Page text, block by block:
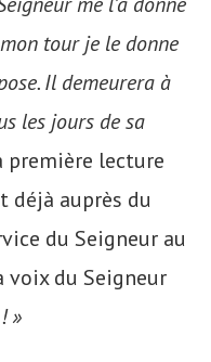
tour je le donne
Il demeurera à
les jours de sa
première lecture
déjà auprès du
du Seigneur au
voix du Seigneur
»